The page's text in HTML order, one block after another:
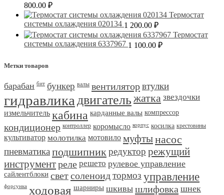
800.00 ₽
Термостат
системы охлаждения 020134 1 200.00 ₽
Термостат
системы охлаждения 6337967 1 100.00 ₽
Метки товаров
барабан бит бункер валы вентиляторвтулки
гидравлика двигатель жатка звездочки
измельчитель кабина карданные валы компрессор
кондиционер контроллер коромысло корпус косилка крестовины
культиватор молотилка мотовило муфтынасос
пневматика подшипник редуктор режущий
инструментреле решето рулевое управление
сайлентблоки светсоленоидтормоз управление
форсунка ходовая шарниры шкивы шлифовка шнек